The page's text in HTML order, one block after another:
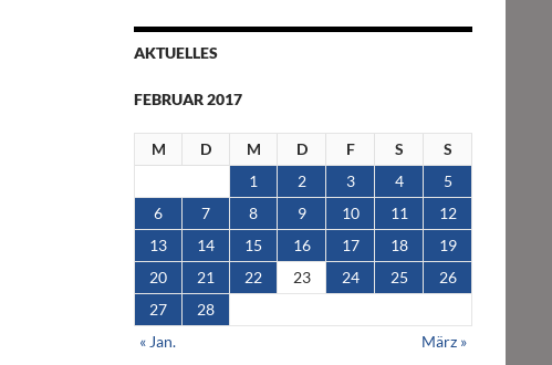
AKTUELLES
FEBRUAR 2017
M D M D F S
S
1
2 3 4
5
6
7 8 9 10 11
12
13
14 15 16 17 18
19
20
21 22 23 24 25
26
27
28
« Jan.
März »